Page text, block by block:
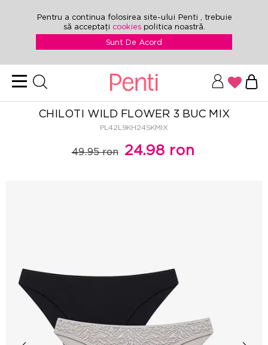
Pentru a continua folosirea site-ului Penti , trebuie
să acceptați cookies politica noastră.
Sunt De Acord
CHILOTI WILD FLOWER 3 BUC MIX
PL42L9KH24SKMIX
49.95 ron 24.98 ron